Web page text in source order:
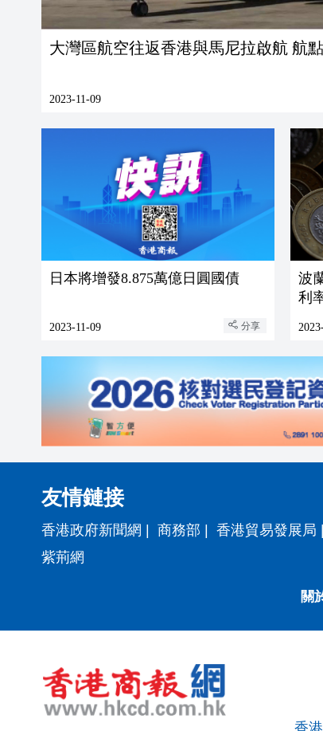
大灣區航空往
2023-11-09
日本將增發8.875萬億日圓國債
2023-11-09 分享
波
利
友情鏈接
香港政府新聞網 商務部 香港貿易發展局
紫荊網
關
香